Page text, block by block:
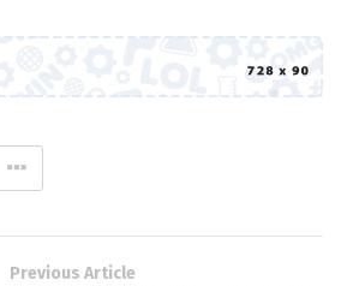
Previous Article